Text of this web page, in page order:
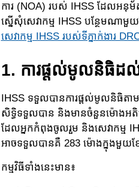
ការ (NOA) របស់ IHSS ដែល​អនុ
ស្នើសុំសេវាកម្ម IHSS បន្ថែម​ណា​មួយ
សេ​វាកម្ម IHSS របស់ទីភ្នាក់ងារ
1. ការ​ផ្តល់​មូល​និ​ធិ​ដ
IHSS ទទួលបានការផ្តល់មូលនិធិតា
សិទ្ធិ​ទទួល​បាន និងមានចំនួន​ម៉ោង​អតិប
ដែល​អ្នក​កំពុងចូលរួម និងសេ​វា​កម្ម
អាច​ទទួល​បាន​គឺ 283 ម៉ោង​ក្នុង​មួយខ
កម្ម​វិធីទាំង​នេះ​មាន៖